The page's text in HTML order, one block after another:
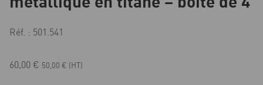
Réf. : 501.541
60,00 € 50,00 € (HT)